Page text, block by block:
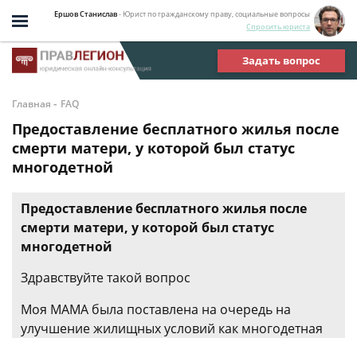
Ершов Станислав- Юрист по гражданскому праву, социальные вопросы
Спросить юриста
Задать вопрос
Главная - FAQ
Предоставление бесплатного жилья после
смерти матери, у которой был статус
многодетной
Предоставление бесплатного жилья после
смерти матери, у которой был статус
многодетной
Здравствуйте такой вопрос
Моя МАМА была поставлена на очередь на
улучшение жилищных условий как многодетная